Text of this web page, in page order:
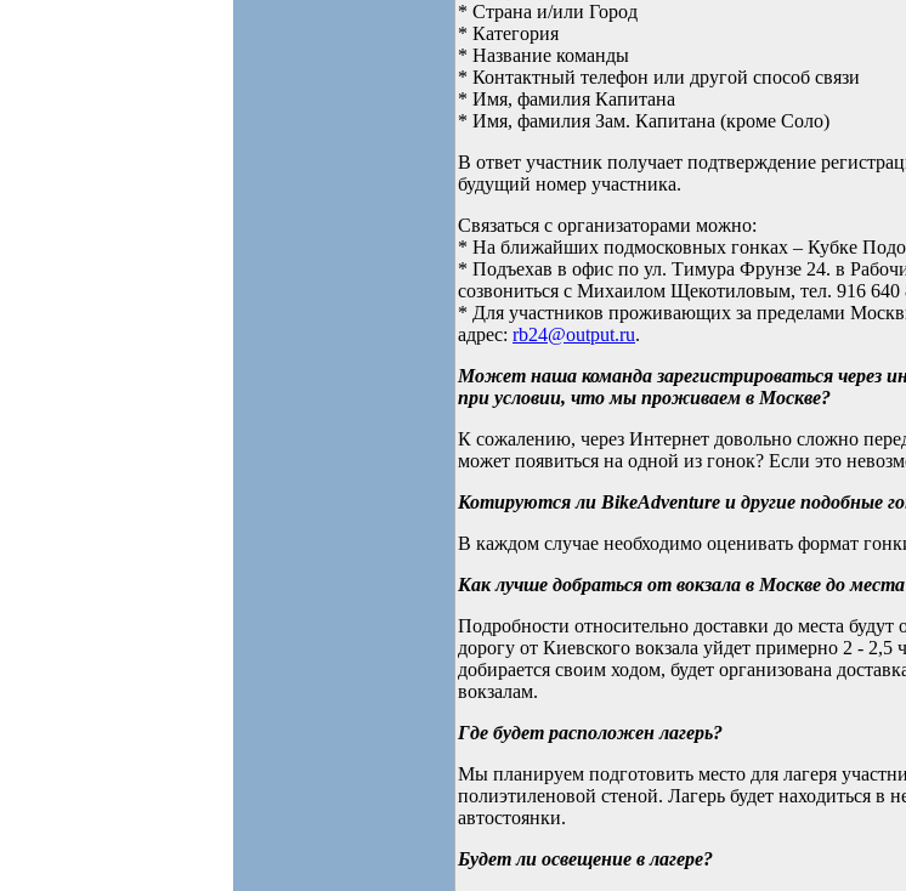
* Страна и/или Город
* Категория
* Название команды
* Контактный телефон или другой способ связи
* Имя, фамилия Капитана
* Имя, фамилия Зам. Капитана (кроме Соло)
В ответ участник получает подтверждение
будущий номер участника.
Связаться с организаторами можно:
* На ближайших подмосковных гонках – Кубке
* Подъехав в офис по ул. Тимура Фрунзе 24. в
созвониться с Михаилом Щекотиловым, тел. 916 640
* Для участников проживающих за пределами
адрес: rb24@output.ru.
Может наша команда зарегистрироваться через
при условии, что мы проживаем в Москве?
К сожалению, через Интернет довольно сложно
может появиться на одной из гонок? Если это
Котируются ли BikeAdventure и другие подобные
В каждом случае необходимо оценивать формат
Как лучше добраться от вокзала в Москве до
Подробности относительно доставки до места
дорогу от Киевского вокзала уйдет примерно 2 - 2,5
добирается своим ходом, будет организована
вокзалам.
Где будет расположен лагерь?
Мы планируем подготовить место для лагеря
полиэтиленовой стеной. Лагерь будет находиться в
автостоянки.
Будет ли освещение в лагере?